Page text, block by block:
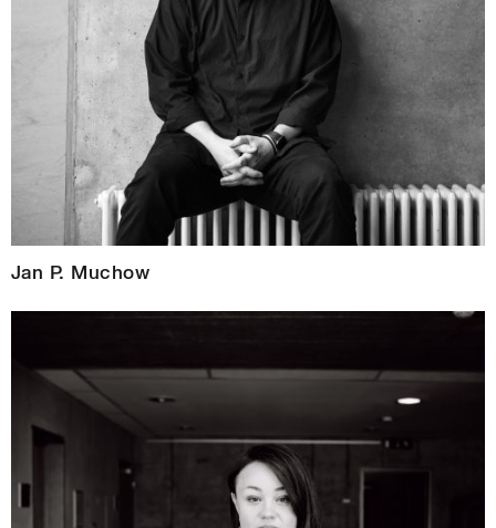
Jan P. Muchow